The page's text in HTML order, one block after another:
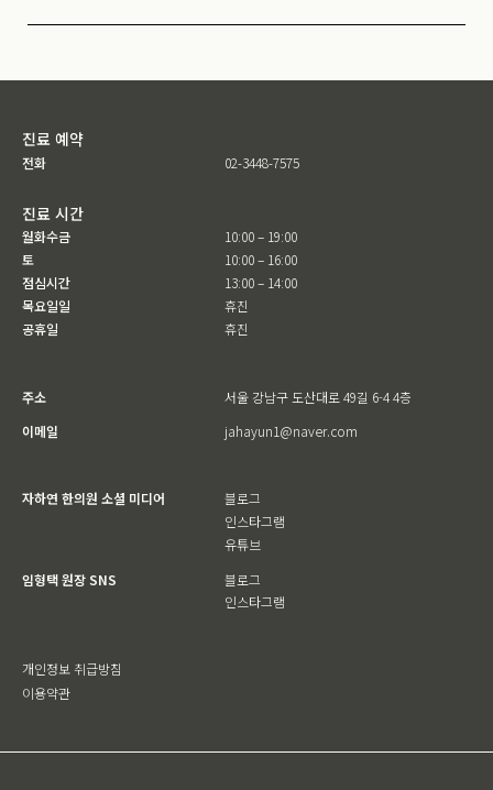
진료 예약
전화 02-3448-7575
진료 시간
월화수금
토
점심시간
목요일일
공휴일
10:00 – 19:00
10:00 – 16:00
13:00 – 14:00
휴진
휴진
주소
서울 강남구 도산대로 49길 6-4 4층
이메일
jahayun1@naver.com
자하연 한의원 소셜 미디어
블로그
인스타그램
유튜브
임형택 원장 SNS
블로그
인스타그램
개인정보 취급방침
이용약관